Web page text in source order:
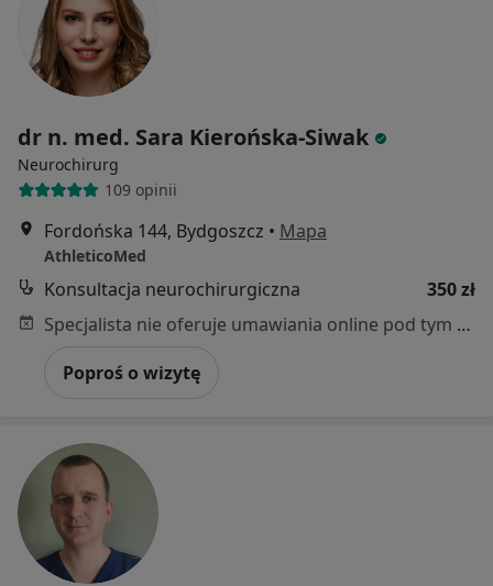
dr n. med. Sara Kierońska-Siwak
Neurochirurg
109 opinii
Fordońska 144, Bydgoszcz • Mapa
AthleticoMed
Konsultacja neurochirurgiczna
350 zł
Specjalista nie oferuje umawiania online pod tym adresem.
Poproś o wizytę